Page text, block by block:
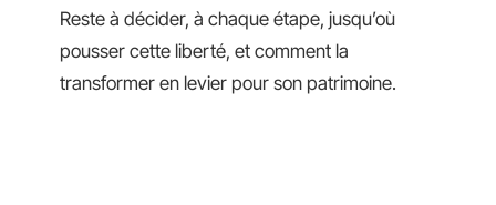
Reste à décider, à chaque étape, jusqu’où
pousser cette liberté, et comment la
transformer en levier pour son patrimoine.